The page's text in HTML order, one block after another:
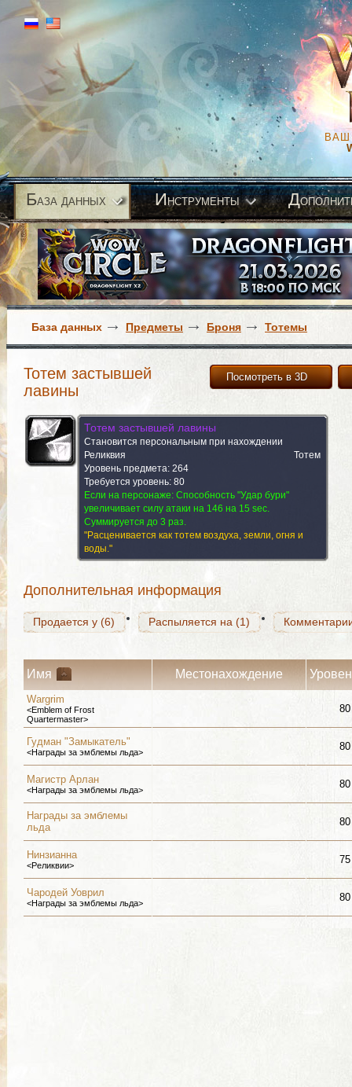
ВАШ
База данных Инструменты Д
База данных Предметы Броня Тотемы
Посмотреть в 3D
Тотем застывшей
лавины
Тотем застывшей лавины
Становится персональным при нахождении
Реликвия
Тотем
Уровень предмета: 264
Требуется уровень: 80
Если на персонаже: Способность "Удар бури"
увеличивает силу атаки на 146 на 15 sec.
Суммируется до 3 раз.
"Расценивается как тотем воздуха, земли, огня и
воды."
Дополнительная информация
Продается у (6) Распыляется на (1)
Продается у (6) Распыляется на (1)
Продается у (6) Распыляется на (1)
Имя Местонахождение
Wargrim
<Emblem of Frost
Quartermaster>
80
Гудман "Замыкатель"
<Награды за эмблемы льда> 80
Магистр Арлан
<Награды за эмблемы льда> 80
Награды за эмблемы
льда
80
Нинзианна
<Реликвии> 75
Чародей Уоврил
<Награды за эмблемы льда> 80